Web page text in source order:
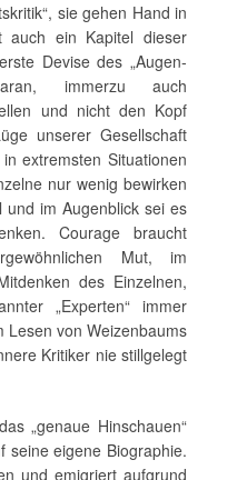
sie gehen Hand in
auch ein Kapitel dieser
Devise des „Augen-
immerzu auch
und nicht den Kopf
unserer Gesellschaft
extremsten Situationen
nur wenig bewirken
im Augenblick sei es
Courage braucht
Mut, im
des Einzelnen,
„Experten“ immer
Lesen von Weizenbaums
Kritiker nie stillgelegt
„genaue Hinschauen“
seine eigene Biographie.
und emigriert aufgrund